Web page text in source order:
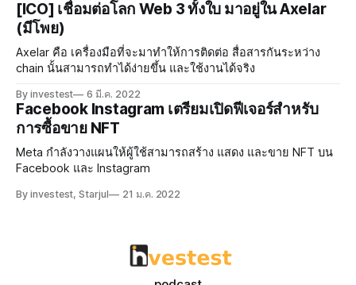
[ICO] เชื่อมต่อโลก Web 3 ทั้งใบ มาอยู่ใน Axelar
(มีโพย)
Axelar คือ เครื่องมือที่จะมาทำให้การติดต่อ สื่อสารกันระหว่าง
chain นั้นสามารถทำได้ง่ายขึ้น และใช้งานได้จริง
By investest 6 มี.ค. 2022
Facebook Instagram เตรียมเปิดฟีเจอร์สำหรับ
การซื้อขาย NFT
Meta กำลังวางแผนให้ผู้ใช้สามารถสร้าง แสดง และขาย NFT บน
Facebook และ Instagram
By investest, Starjul 21 ม.ค. 2022